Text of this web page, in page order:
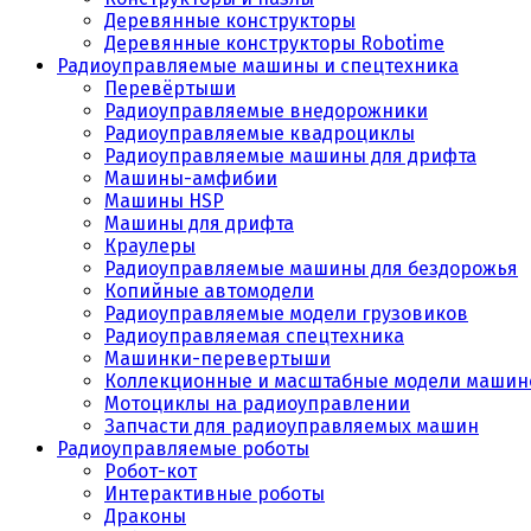
Деревянные конструкторы
Деревянные конструкторы Robotime
Радиоуправляемые машины и спецтехника
Перевёртыши
Радиоуправляемые внедорожники
Радиоуправляемые квадроциклы
Радиоуправляемые машины для дрифта
Машины-амфибии
Машины HSP
Машины для дрифта
Краулеры
Радиоуправляемые машины для бездорожья
Копийные автомодели
Радиоуправляемые модели грузовиков
Радиоуправляемая спецтехника
Машинки-перевертыши
Коллекционные и масштабные модели
Мотоциклы на радиоуправлении
Запчасти для радиоуправляемых машин
Радиоуправляемые роботы
Робот-кот
Интерактивные роботы
Драконы